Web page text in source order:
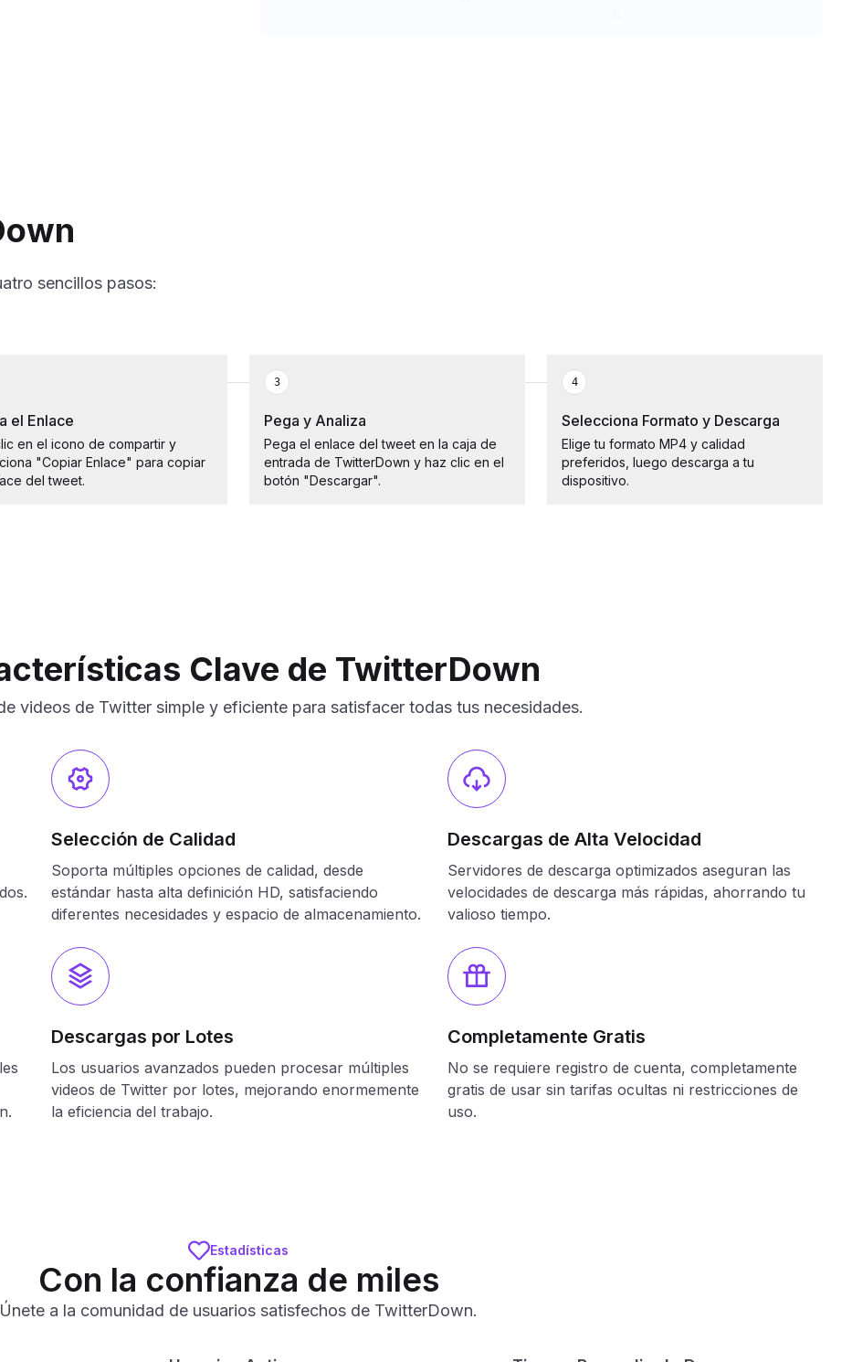
sencillos pasos:
el Enlace
en el icono de compartir y
"Copiar Enlace" para copiar
del tweet.
3
Pega y Analiza
Pega el enlace del tweet en la caja de
entrada de TwitterDown y haz clic en el
botón "Descargar".
4
Selecciona Formato y Descarga
Elige tu formato MP4 y calidad
preferidos, luego descarga a tu
dispositivo.
Clave de TwitterDown
videos de Twitter simple y eficiente para satisfacer todas tus necesidades.
Selección de Calidad
Soporta múltiples opciones de calidad, desde
estándar hasta alta definición HD, satisfaciendo
diferentes necesidades y espacio de almacenamiento.
Descargas de Alta Velocidad
Servidores de descarga optimizados aseguran las
velocidades de descarga más rápidas, ahorrando tu
valioso tiempo.
Descargas por Lotes
Los usuarios avanzados pueden procesar múltiples
videos de Twitter por lotes, mejorando enormemente
la eficiencia del trabajo.
Completamente Gratis
No se requiere registro de cuenta, completamente
gratis de usar sin tarifas ocultas ni restricciones de
uso.
Estadísticas
Con la confianza de miles
Únete a la comunidad de usuarios satisfechos de TwitterDown.